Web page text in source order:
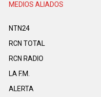
MEDIOS ALIADOS
NTN24
RCN TOTAL
RCN RADIO
LA F.M.
ALERTA